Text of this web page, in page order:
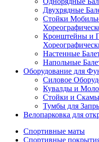
Двухрядные
Стойки
Кронштейны и
Настенные
Напольные
Оборудование для
Силовое
Кувалды и
Стойки и
Тумбы для
Велопарковка для
Спортивные маты
Спортивные